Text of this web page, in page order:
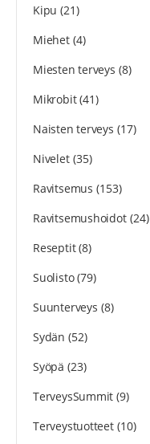
Kipu (21)
Miehet(4)
Miesten terveys (8)
Mikrobit(41)
Naisten terveys (17)
Nivelet(35)
Ravitsemus (153)
Ravitsemushoidot(24)
Reseptit(8)
Suolisto(79)
Suunterveys (8)
Sydän (52)
Syöpä (23)
TerveysSummit (9)
Terveystuotteet(10)